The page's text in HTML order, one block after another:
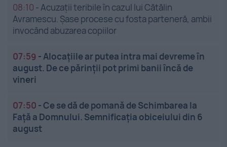
08:10 -Acuzații teribile în cazul lui Cătălin
Avramescu. Șase procese cu fosta parteneră, ambii
invocând abuzarea copiilor
07:59 -Alocațiile ar putea intra mai devreme în
august. De ce părinții pot primi banii încă de
vineri
07:50 -Ce se dă de pomană de Schimbarea la
Față a Domnului. Semnificația obiceiului din 6
august